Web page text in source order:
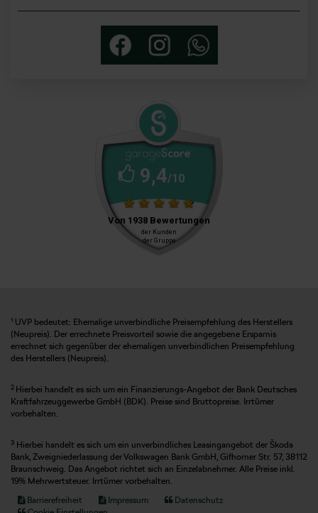
1 UVP bedeutet: Ehemalige unverbindliche Preisempfehlung des Herstellers
(Neupreis). Der errechnete Preisvorteil sowie die angegebene Ersparnis
errechnet sich gegenüber der ehemaligen unverbindlichen Preisempfehlung
des Herstellers (Neupreis).
2 Hierbei handelt es sich um ein Finanzierungs-Angebot der Bank Deutsches
Kraftfahrzeuggewerbe GmbH (BDK). Preise sind Bruttopreise. Irrtümer
vorbehalten.
3 Hierbei handelt es sich um ein unverbindliches Leasingangebot der Škoda
Bank, Zweigniederlassung der Volkswagen Bank GmbH, Gifhorner Str. 57, 38112
Braunschweig. Das Angebot richtet sich an Einzelabnehmer. Alle Preise inkl.
19% Mehrwertsteuer. Irrtümer vorbehalten.
Barrierefreiheit
Impressum
Datenschutz